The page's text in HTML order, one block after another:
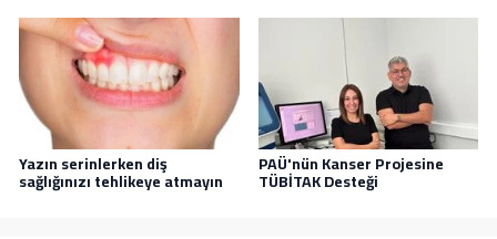
Yazın serinlerken diş
sağlığınızı tehlikeye atmayın
PAÜ'nün Kanser Projesine
TÜBİTAK Desteği